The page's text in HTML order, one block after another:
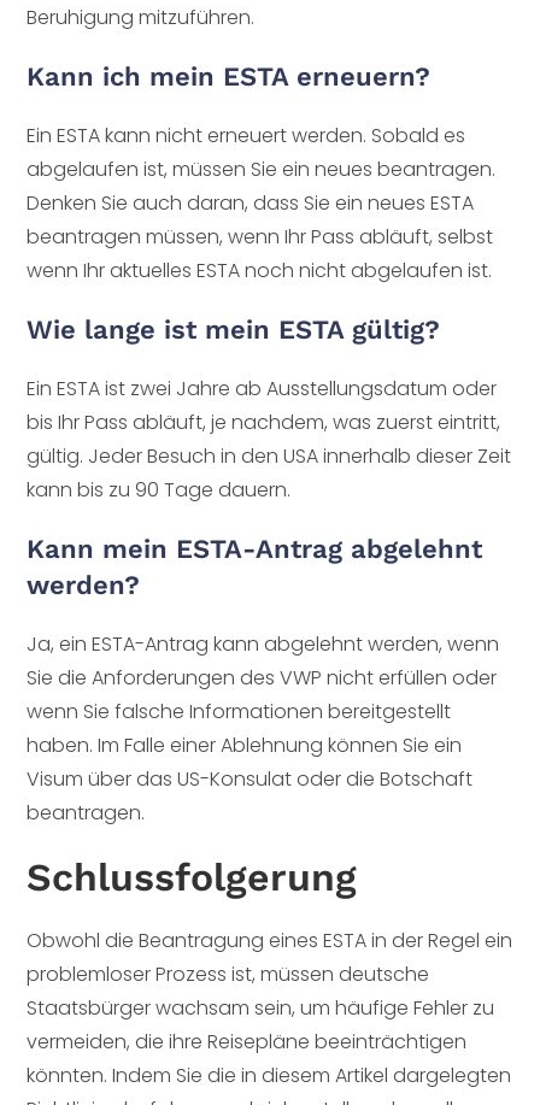
Beruhigung mitzuführen.
Kann ich mein ESTA erneuern?
Ein ESTA kann nicht erneuert werden. Sobald es
abgelaufen ist, müssen Sie ein neues beantragen.
Denken Sie auch daran, dass Sie ein neues ESTA
beantragen müssen, wenn Ihr Pass abläuft, selbst
wenn Ihr aktuelles ESTA noch nicht abgelaufen ist.
Wie lange ist mein ESTA gültig?
Ein ESTA ist zwei Jahre ab Ausstellungsdatum oder
bis Ihr Pass abläuft, je nachdem, was zuerst eintritt,
gültig. Jeder Besuch in den USA innerhalb dieser Zeit
kann bis zu 90 Tage dauern.
Kann mein ESTA-Antrag abgelehnt
werden?
Ja, ein ESTA-Antrag kann abgelehnt werden, wenn
Sie die Anforderungen des VWP nicht erfüllen oder
wenn Sie falsche Informationen bereitgestellt
haben. Im Falle einer Ablehnung können Sie ein
Visum über das US-Konsulat oder die Botschaft
beantragen.
Schlussfolgerung
Obwohl die Beantragung eines ESTA in der Regel ein
problemloser Prozess ist, müssen deutsche
Staatsbürger wachsam sein, um häufige Fehler zu
vermeiden, die ihre Reisepläne beeinträchtigen
könnten. Indem Sie die in diesem Artikel dargelegten